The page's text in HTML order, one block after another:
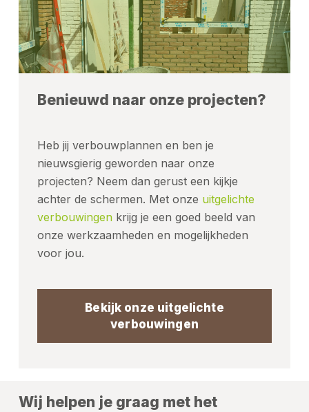
Benieuwd naar onze projecten?
Heb jij verbouwplannen en ben je
nieuwsgierig geworden naar onze
projecten? Neem dan gerust een kijkje
achter de schermen. Met onze uitgelichte
verbouwingenkrijg je een goed beeld van
onze werkzaamheden en mogelijkheden
voor jou.
Bekijk onze uitgelichte
verbouwingen
Wij helpen je graag met het